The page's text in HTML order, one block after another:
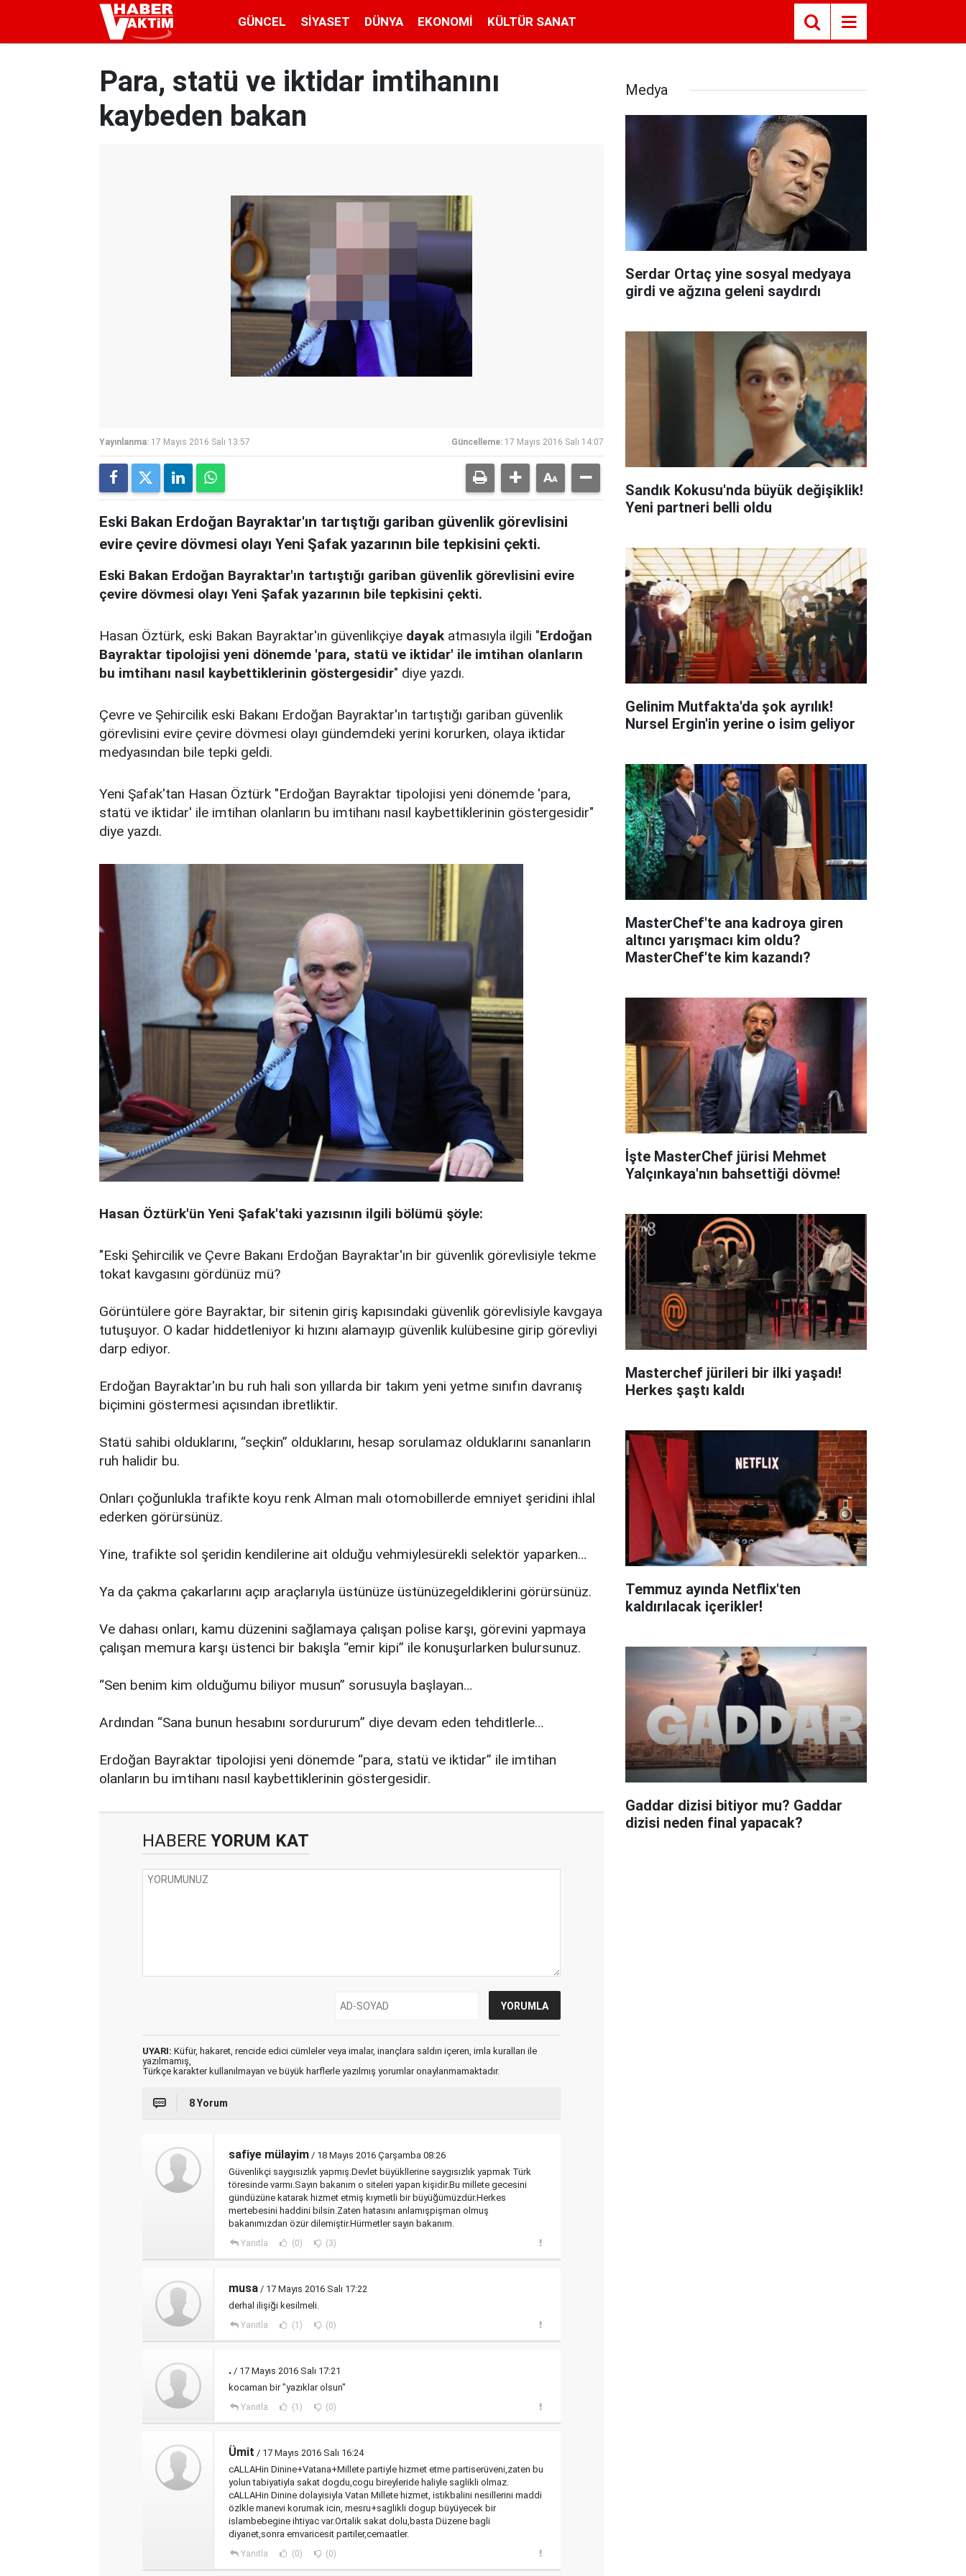
GÜNCEL SIYASET DÜNYA EKONOMI KÜLTÜR SANAT
Para, statü ve iktidar imtihanını
kaybeden bakan
Yayınlanma: 17 Mayıs 2016 Salı 13:57 Güncelleme: 17 Mayıs 2016 Salı 14:07
Eski Bakan Erdoğan Bayraktar'ın tartıştığı gariban güvenlik görevlisini
evire çevire dövmesi olayı Yeni Şafak yazarının bile tepkisini çekti.
Eski Bakan Erdoğan Bayraktar'ın tartıştığı gariban güvenlik görevlisini evire
çevire dövmesi olayı Yeni Şafak yazarının bile tepkisini çekti.
Hasan Öztürk, eski Bakan Bayraktar'ın güvenlikçiye dayakatmasıyla ilgili "Erdoğan
Bayraktar tipolojisi yeni dönemde 'para, statü ve iktidar' ile imtihan olanların
bu imtihanı nasıl kaybettiklerinin göstergesidir" diye yazdı.
Çevre ve Şehircilik eski Bakanı Erdoğan Bayraktar'ın tartıştığı gariban güvenlik
görevlisini evire çevire dövmesi olayı gündemdeki yerini korurken, olaya iktidar
medyasından bile tepki geldi.
Yeni Şafak'tan Hasan Öztürk "Erdoğan Bayraktar tipolojisi yeni dönemde 'para,
statü ve iktidar' ile imtihan olanların bu imtihanı nasıl kaybettiklerinin göstergesidir"
diye yazdı.
Hasan Öztürk'ün Yeni Şafak'taki yazısının ilgili bölümü şöyle:
"Eski Şehircilik ve Çevre Bakanı Erdoğan Bayraktar'ın bir güvenlik görevlisiyle tekme
tokat kavgasını gördünüz mü?
Görüntülere göre Bayraktar, bir sitenin giriş kapısındaki güvenlik görevlisiyle kavgaya
tutuşuyor. O kadar hiddetleniyor ki hızını alamayıp güvenlik kulübesine girip görevliyi
darp ediyor.
Erdoğan Bayraktar'ın bu ruh hali son yıllarda bir takım yeni yetme sınıfın davranış
biçimini göstermesi açısından ibretliktir.
Statü sahibi olduklarını, “seçkin” olduklarını, hesap sorulamaz olduklarını sananların
ruh halidir bu.
Onları çoğunlukla trafikte koyu renk Alman malı otomobillerde emniyet şeridini ihlal
ederken görürsünüz.
Yine, trafikte sol şeridin kendilerine ait olduğu vehmiylesürekli selektör yaparken…
Ya da çakma çakarlarını açıp araçlarıyla üstünüze üstünüzegeldiklerini görürsünüz.
Ve dahası onları, kamu düzenini sağlamaya çalışan polise karşı, görevini yapmaya
çalışan memura karşı üstenci bir bakışla “emir kipi” ile konuşurlarken bulursunuz.
“Sen benim kim olduğumu biliyor musun” sorusuyla başlayan…
Ardından “Sana bunun hesabını sordururum” diye devam eden tehditlerle…
Erdoğan Bayraktar tipolojisi yeni dönemde “para, statü ve iktidar” ile imtihan
olanların bu imtihanı nasıl kaybettiklerinin göstergesidir.
HABERE YORUM KAT
UYARI: Küfür, hakaret, rencide edici cümleler veya imalar, inançlara saldırı içeren, imla kuralları ile
yazılmamış,
Türkçe karakter kullanılmayan ve büyük harflerle yazılmış yorumlar onaylanmamaktadır.
8 Yorum
safiye mülayim / 18 Mayıs 2016 Çarşamba 08:26
Güvenlikçi saygısızlık yapmış.Devlet büyükllerine saygısızlık yapmak Türk
töresinde varmı.Sayın bakanım o siteleri yapan kişidir.Bu millete gecesini
gündüzüne katarak hizmet etmiş kıymetli bir büyüğümüzdür.Herkes
mertebesini haddini bilsin.Zaten hatasını anlamışpişman olmuş
bakanımızdan özür dilemiştir.Hürmetler sayın bakanım.
Yanıtla (0) (3)
musa / 17 Mayıs 2016 Salı 17:22
derhal ilişiği kesilmeli.
Yanıtla (1) (0)
. / 17 Mayıs 2016 Salı 17:21
kocaman bir "yazıklar olsun"
Yanıtla (1) (0)
Ümit / 17 Mayıs 2016 Salı 16:24
cALLAHin Dinine+Vatana+Millete partiyle hizmet etme partiserüveni,zaten bu
yolun tabiyatiyla sakat dogdu,cogu bireyleride haliyle saglikli olmaz.
cALLAHin Dinine dolayisiyla Vatan Millete hizmet, istikbalini nesillerini maddi
özlkle manevi korumak icin, mesru+saglikli dogup büyüyecek bir
islambebegine ihtiyac var.Ortalik sakat dolu,basta Düzene bagli
diyanet,sonra emvaricesit partiler,cemaatler.
Yanıtla (0) (0)
Medya
Serdar Ortaç yine sosyal medyaya
girdi ve ağzına geleni saydırdı
Sandık Kokusu'nda büyük değişiklik!
Yeni partneri belli oldu
Gelinim Mutfakta'da şok ayrılık!
Nursel Ergin'in yerine o isim geliyor
MasterChef'te ana kadroya giren
altıncı yarışmacı kim oldu?
MasterChef'te kim kazandı?
İşte MasterChef jürisi Mehmet
Yalçınkaya'nın bahsettiği dövme!
Masterchef jürileri bir ilki yaşadı!
Herkes şaştı kaldı
Temmuz ayında Netflix'ten
kaldırılacak içerikler!
Gaddar dizisi bitiyor mu? Gaddar
dizisi neden final yapacak?